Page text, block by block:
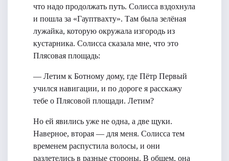
что надо продолжать путь. Солисса вздохнула
и пошла за «Гауптвахту». Там была зелёная
лужайка, которую окружала изгородь из
кустарника. Солисса сказала мне, что это
Плясовая площадь:
— Летим к Ботному дому, где Пётр Первый
учился навигации, и по дороге я расскажу
тебе о Плясовой площади. Летим?
Но ей явились уже не одна, а две щуки.
Наверное, вторая — для меня. Солисса тем
временем распустила волосы, и они
разлетелись в разные стороны. В общем, она